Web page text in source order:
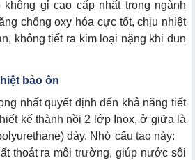
gỉ cao cấp nhất trong ngành
chống oxy hóa cực tốt, chịu nhiệt
không tiết ra kim loại nặng khi đun
bảo ôn
nhất quyết định đến khả năng tiết
kế thành nồi 2 lớp Inox, ở giữa là
dày. Nhờ cấu tạo này:
thoát ra môi trường, giúp nước sôi